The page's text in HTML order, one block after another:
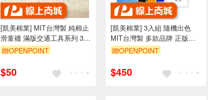
[凱美棉業] MIT台灣製 純棉止
滑童襪 滿版交通工具系列 3-6
歲
贈OPENPOINT
$50
[凱美棉業] 3入組 隨機出色
MIT台灣製 多款品牌 正版授
權 加厚/加長版運動毛巾 凱美
贈OPENPOINT
$450